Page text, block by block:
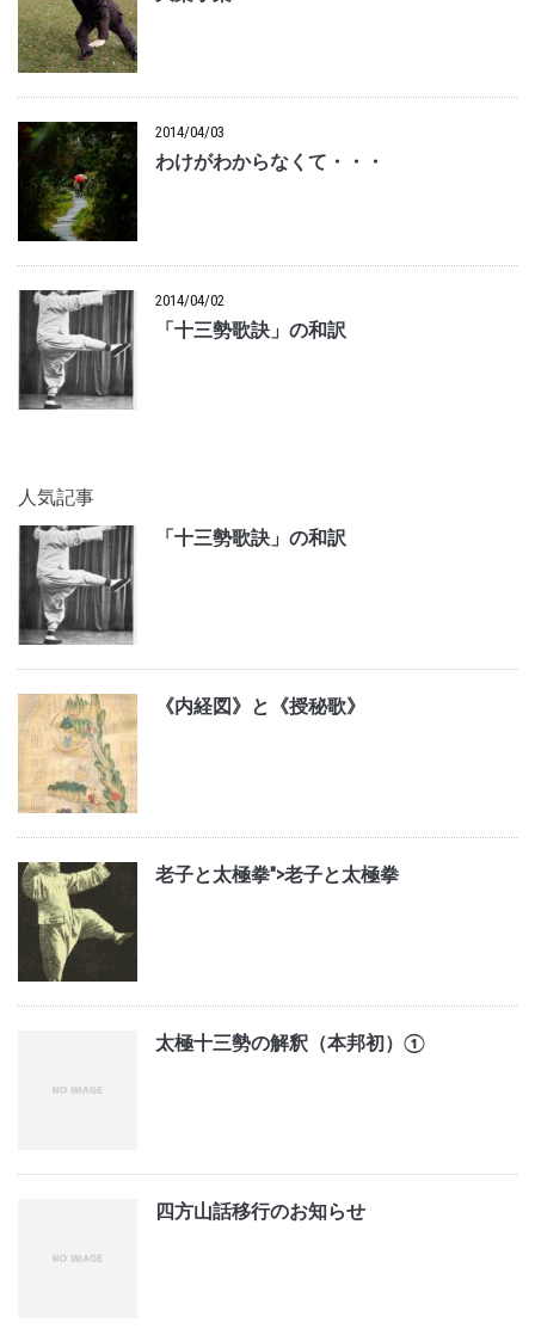
2014/04/03
わけがわからなくて・・・
2014/04/02
「十三勢歌訣」の和訳
人気記事
「十三勢歌訣」の和訳
《内経図》と《授秘歌》
老子と太極拳">老子と太極拳
太極十三勢の解釈（本邦初）①
四方山話移行のお知らせ